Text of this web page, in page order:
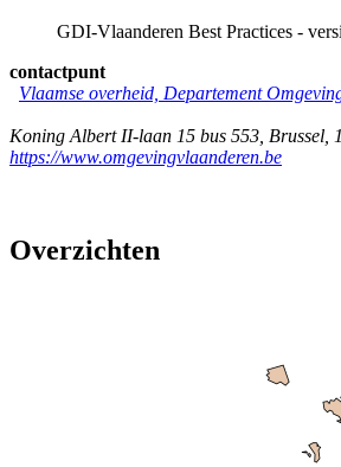
GDI-Vlaanderen Best Practices -
contactpunt
Vlaamse overheid, Departement
Koning Albert II-laan 15 bus 553 Brussel
https://www.omgevingvlaanderen.be
Overzichten